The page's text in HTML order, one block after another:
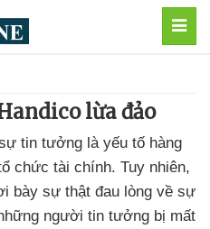
lừa đảo
tin tưởng là yếu tố hàng
chức tài chính. Tuy nhiên,
bày sự thật đau lòng về sự
người tin tưởng bị mất